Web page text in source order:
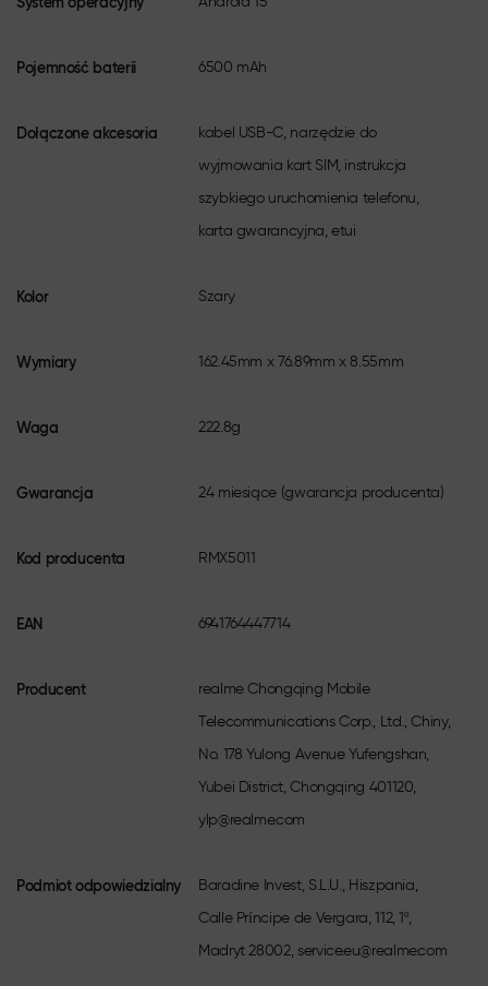
kontrastu.
GB pomarańczowy
model dla siebie
Pojemność baterii 6500 mAh
Dołączone akcesoria
kabel USB-C, narzędzie do
wyjmowania kart SIM, instrukcja
szybkiego uruchomienia telefonu,
karta gwarancyjna, etui
Kolor Szary
Wymiary 162.45mm x 76.89mm x 8.55mm
Waga 222.8g
Gwarancja 24 miesiące (gwarancja producenta)
Kod producenta RMX5011
EAN 6941764447714
Producent
realme Chongqing Mobile
Telecommunications Corp., Ltd., Chiny,
No. 178 Yulong Avenue Yufengshan,
Yubei District, Chongqing 401120,
ylp@realme.com
Podmiot odpowiedzialny
Baradine Invest, S.L.U., Hiszpania,
Calle Príncipe de Vergara, 112, 1º,
Madryt 28002, service.eu@realme.com